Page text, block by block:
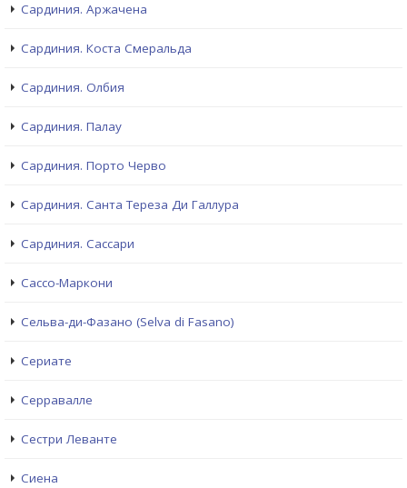
Сардиния. Аржачена
Сардиния. Коста Смеральда
Сардиния. Олбия
Сардиния. Палау
Сардиния. Порто Черво
Сардиния. Санта Тереза Ди Галлура
Сардиния. Сассари
Сассо-Маркони
Сельва-ди-Фазано (Selva di Fasano)
Сериате
Серравалле
Сестри Левантe
Сиена